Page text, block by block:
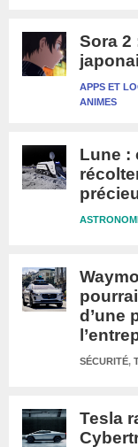
Sora 2
APPS ET
ANIMES
Lune :
d’une
SÉCURITÉ,
Tesla